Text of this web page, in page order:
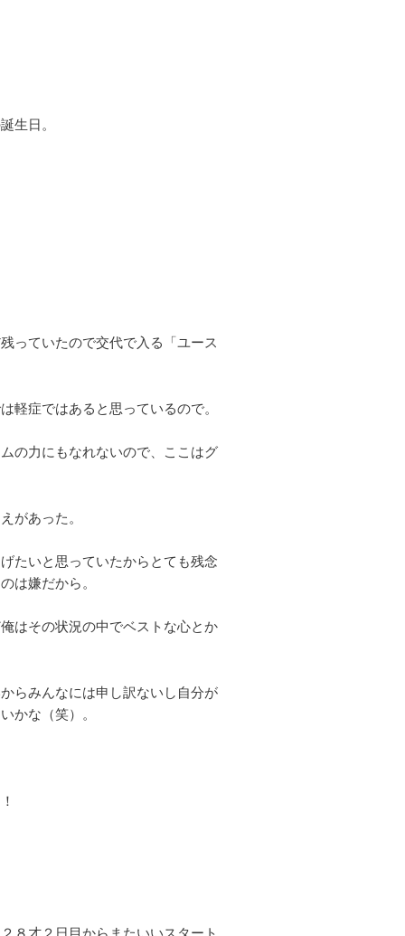
生日。
っていたので交代で入る「ユース
軽症ではあると思っているので。
の力にもなれないので、ここはグ
があった。
たいと思っていたからとても残念
は嫌だから。
はその状況の中でベストな心とか
らみんなには申し訳ないし自分が
かな（笑）。
８才２日目からまたいいスタート